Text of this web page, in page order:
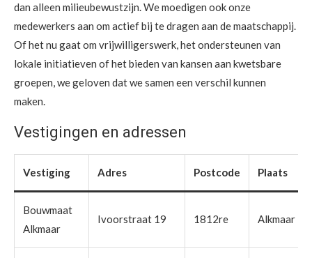
dan alleen milieubewustzijn. We moedigen ook onze
medewerkers aan om actief bij te dragen aan de maatschappij.
Of het nu gaat om vrijwilligerswerk, het ondersteunen van
lokale initiatieven of het bieden van kansen aan kwetsbare
groepen, we geloven dat we samen een verschil kunnen
maken.
Vestigingen en adressen
Vestiging Adres Postcode Plaats
Bouwmaat
Alkmaar
Ivoorstraat 19 1812re Alkmaar